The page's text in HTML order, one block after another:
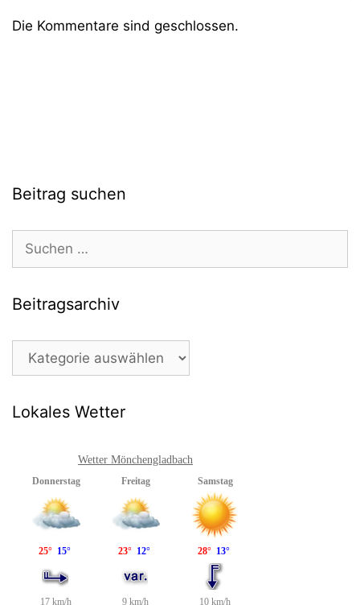
Die Kommentare sind geschlossen.
Beitrag suchen
Suchen
nach:
Beitragsarchiv
Beitragsarchiv
Lokales Wetter
Wetter Mönchengladbach